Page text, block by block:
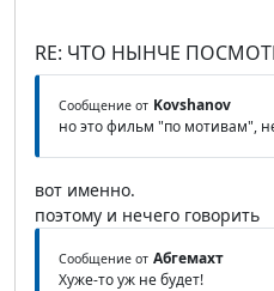
RE: ЧТО НЫНЧЕ
Сообщение от Kovshanov
но это фильм "по мотивам",
вот именно.
поэтому и нечего говорить
Сообщение от Абгемахт
Хуже-то уж не будет!